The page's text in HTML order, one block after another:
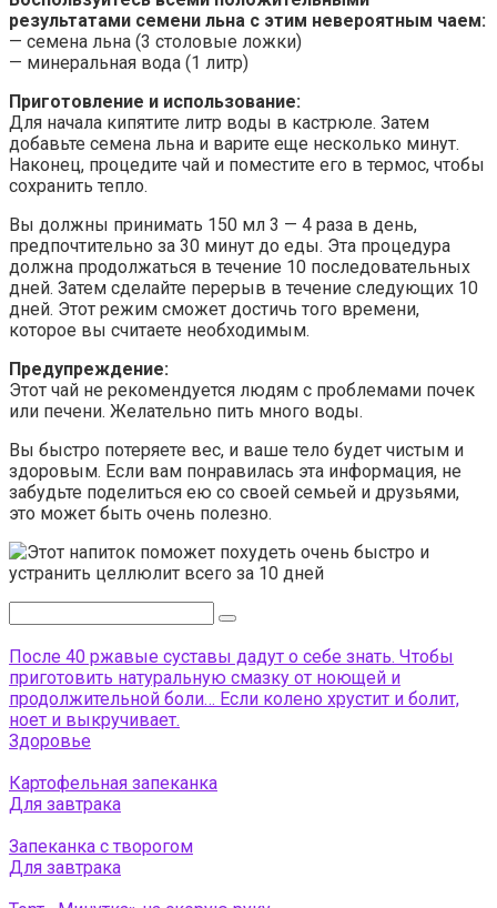
результатами семени льна с этим невероятным чаем:
— семена льна (3 столовые ложки)
— минеральная вода (1 литр)
Приготовление и использование:
Для начала кипятите литр воды в кастрюле. Затем
добавьте семена льна и варите еще несколько минут.
Наконец, процедите чай и поместите его в термос, чтобы
сохранить тепло.
Вы должны принимать 150 мл 3 — 4 раза в день,
предпочтительно за 30 минут до еды. Эта процедура
должна продолжаться в течение 10 последовательных
дней. Затем сделайте перерыв в течение следующих 10
дней. Этот режим сможет достичь того времени,
которое вы считаете необходимым.
Предупреждение:
Этот чай не рекомендуется людям с проблемами почек
или печени. Желательно пить много воды.
Вы быстро потеряете вес, и ваше тело будет чистым и
здоровым. Если вам понравилась эта информация, не
забудьте поделиться ею со своей семьей и друзьями,
это может быть очень полезно.
После 40 ржавые суставы дадут о себе знать. Чтобы
приготовить натуральную смазку от ноющей и
продолжительной боли… Если колено хрустит и болит,
ноет и выкручивает.
Здоровье
Картофельная запеканка
Для завтрака
Запеканка с творогом
Для завтрака